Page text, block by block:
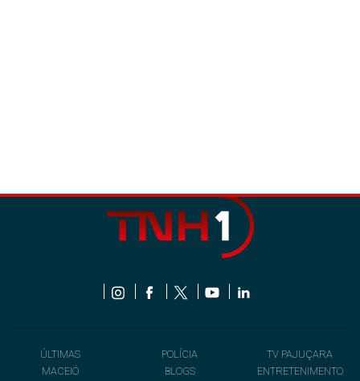
ÚLTIMAS
MACEIÓ
POLÍCIA
BLOGS
TV PAJUÇARA
ENTRETENIMENTO